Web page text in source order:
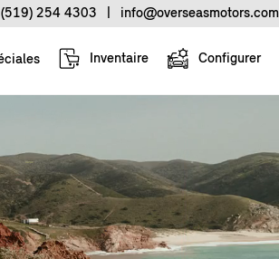
(519) 254 4303 info@overseasmotors.com
Inventaire Configurer